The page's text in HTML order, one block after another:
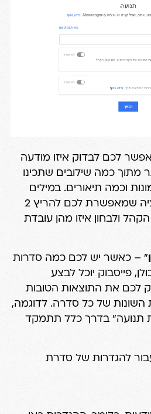
לכם לבדוק איזו מודעה
מתוך כמה שילובים שתכינו
וכמה תיאורים. במילים
פשוטות זו בעצם פונקציה שמאפשרת לכם להריץ 2
ולבחון איזו מהן עובדת
" – כאשר יש לכם כמה סדרות
פייסבוק יוכל לבצע
לכם את התוצאות הטובות
של כל סדרה. לדוגמה,
תנועה" בדרך כלל תתמקד
להגדרות של סדרת